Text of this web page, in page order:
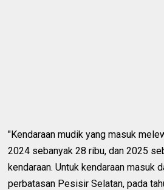
"Kendaraan mudik yang masuk
2024 sebanyak 28 ribu, dan 2025
kendaraan. Untuk kendaraan masuk
perbatasan Pesisir Selatan, pada